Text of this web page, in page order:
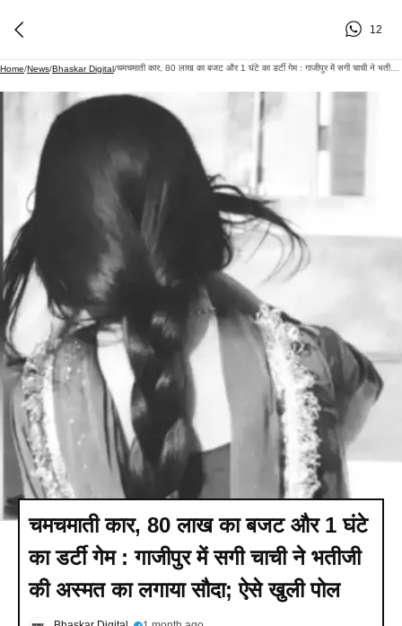
12
Home/News/Bhaskar Digital/ चमचमाती कार, 80 लाख का बजट और 1 घंटे का डर्टी गेम : गाजीपुर में सगी चाची ने भतीजी की अस्मत का लगाया सौदा; ऐसे खुली पोल
चमचमाती कार, 80 लाख का बजट और 1 घंटे
का डर्टी गेम : गाजीपुर में सगी चाची ने भतीजी
की अस्मत का लगाया सौदा; ऐसे खुली पोल